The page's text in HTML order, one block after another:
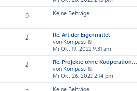
u
t
e
B
e
i
r
a
0 Keine Beiträge
2
Re: Art der Eigenmittel
von Kompass
e
u
e
t
e
Mi Okt 19, 2022 9:31 am
2
Re: Projekte ohne Kooperation…
von Kompass
e
u
Mi Okt 26, 2022 2:14 pm
Keine Beiträge